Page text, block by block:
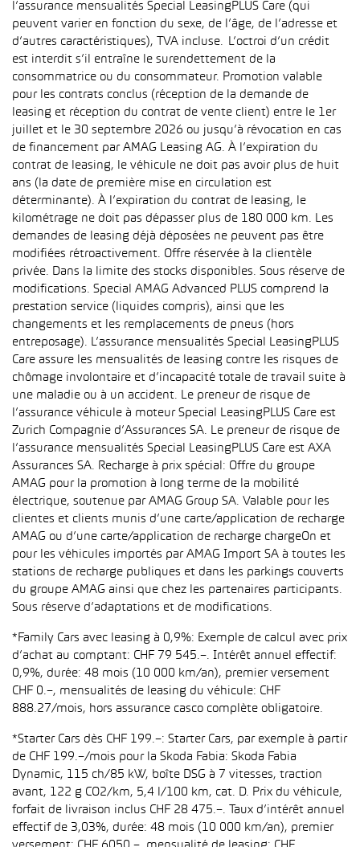
l’assurance mensualités Special LeasingPLUS Care (qui
peuvent varier en fonction du sexe, de l’âge, de l’adresse et
d’autres caractéristiques), TVA incluse. L’octroi d’un crédit
est interdit s’il entraîne le surendettement de la
consommatrice ou du consommateur. Promotion valable
pour les contrats conclus (réception de la demande de
leasing et réception du contrat de vente client) entre le 1er
juillet et le 30 septembre 2026 ou jusqu’à révocation en cas
de financement par AMAG Leasing AG. À l’expiration du
contrat de leasing, le véhicule ne doit pas avoir plus de huit
ans (la date de première mise en circulation est
déterminante). À l’expiration du contrat de leasing, le
kilométrage ne doit pas dépasser plus de 180 000 km. Les
demandes de leasing déjà déposées ne peuvent pas être
modifiées rétroactivement. Offre réservée à la clientèle
privée. Dans la limite des stocks disponibles. Sous réserve de
modifications. Special AMAG Advanced PLUS comprend la
prestation service (liquides compris), ainsi que les
changements et les remplacements de pneus (hors
entreposage). L’assurance mensualités Special LeasingPLUS
Care assure les mensualités de leasing contre les risques de
chômage involontaire et d’incapacité totale de travail suite à
une maladie ou à un accident. Le preneur de risque de
l’assurance véhicule à moteur Special LeasingPLUS Care est
Zurich Compagnie d’Assurances SA. Le preneur de risque de
l’assurance mensualités Special LeasingPLUS Care est AXA
Assurances SA. Recharge à prix spécial: Offre du groupe
AMAG pour la promotion à long terme de la mobilité
électrique, soutenue par AMAG Group SA. Valable pour les
clientes et clients munis d’une carte/application de recharge
AMAG ou d’une carte/application de recharge chargeOn et
pour les véhicules importés par AMAG Import SA à toutes les
stations de recharge publiques et dans les parkings couverts
du groupe AMAG ainsi que chez les partenaires participants.
Sous réserve d’adaptations et de modifications.
*Family Cars avec leasing à 0,9%: Exemple de calcul avec prix
d’achat au comptant: CHF 79 545.–. Intérêt annuel effectif:
0,9%, durée: 48 mois (10 000 km/an), premier versement
CHF 0.–, mensualités de leasing du véhicule: CHF
888.27/mois, hors assurance casco complète obligatoire.
*Starter Cars dès CHF 199.–: Starter Cars, par exemple à partir
de CHF 199.–/mois pour la Skoda Fabia: Skoda Fabia
Dynamic, 115 ch/85 kW, boîte DSG à 7 vitesses, traction
avant, 122 g CO2/km, 5,4 l/100 km, cat. D. Prix du véhicule,
forfait de livraison inclus CHF 28 475.–. Taux d’intérêt annuel
effectif de 3,03%, durée: 48 mois (10 000 km/an), premier